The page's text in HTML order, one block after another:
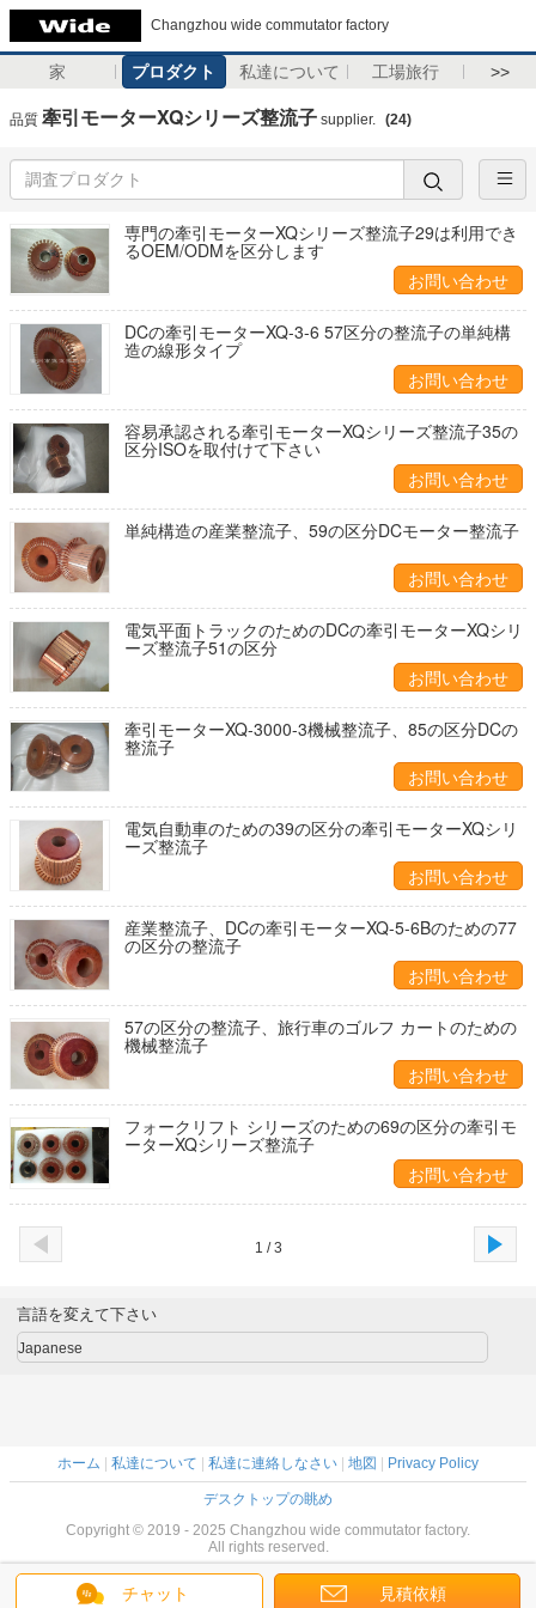
Changzhou wide commutator factory
家 プロダクト 私達について 工場旅行 >>
品質 牽引モーターXQシリーズ整流子 supplier. (24)
専門の牽引モーターXQシリーズ整流子29は利用でき
るOEM/ODMを区分します
お問い合わせ
DCの牽引モーターXQ-3-6 57区分の整流子の単純構
造の線形タイプ
お問い合わせ
容易承認される牽引モーターXQシリーズ整流子35の
区分ISOを取付けて下さい
お問い合わせ
単純構造の産業整流子、59の区分DCモーター整流子
お問い合わせ
電気平面トラックのためのDCの牽引モーターXQシリ
ーズ整流子51の区分
お問い合わせ
牽引モーターXQ-3000-3機械整流子、85の区分DCの
整流子
お問い合わせ
電気自動車のための39の区分の牽引モーターXQシリ
ーズ整流子
お問い合わせ
産業整流子、DCの牽引モーターXQ-5-6Bのための77
の区分の整流子
お問い合わせ
57の区分の整流子、旅行車のゴルフ カートのための
機械整流子
お問い合わせ
フォークリフト シリーズのための69の区分の牽引モ
ーターXQシリーズ整流子
お問い合わせ
1 / 3
チャット 見積依頼
言語を変えて下さい
Japanese
ホーム 私達について 私達に連絡しなさい 地図 Privacy Policy
デスクトップの眺め
Copyright © 2019 - 2025 Changzhou wide commutator factory.
All rights reserved.